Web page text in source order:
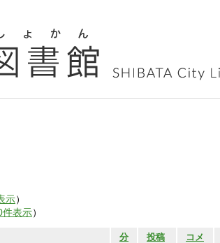
示）
件表示）
分
投稿
コメ